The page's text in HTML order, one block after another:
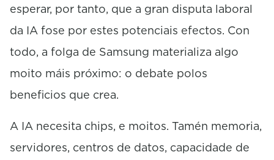
esperar, por tanto, que a gran disputa laboral
da IA fose por estes potenciais efectos. Con
todo, a folga de Samsung materializa algo
moito máis próximo: o debate polos
beneficios que crea.
A IA necesita chips, e moitos. Tamén memoria,
servidores, centros de datos, capacidade de